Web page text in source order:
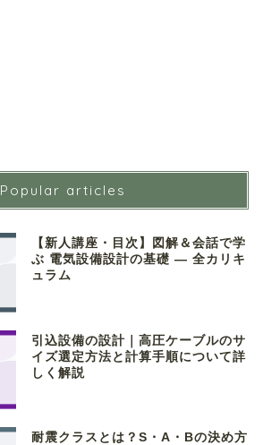
Popular articles
【新人講座・目次】図解＆会話で学
ぶ 電気設備設計の基礎 ― 全カリキ
ュラム
引込設備の設計｜高圧ケーブルのサ
イズ選定方法と計算手順について詳
しく解説
耐震クラスとは？S・A・Bの決め方